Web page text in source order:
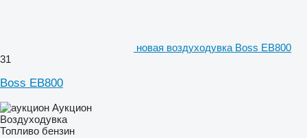
новая воздуходувка Boss EB800
31
Boss EB800
Аукцион
Воздуходувка
Топливо бензин